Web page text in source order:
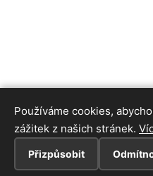
Používáme cookies,
zážitek z našich stránek.
Přizpůsobit